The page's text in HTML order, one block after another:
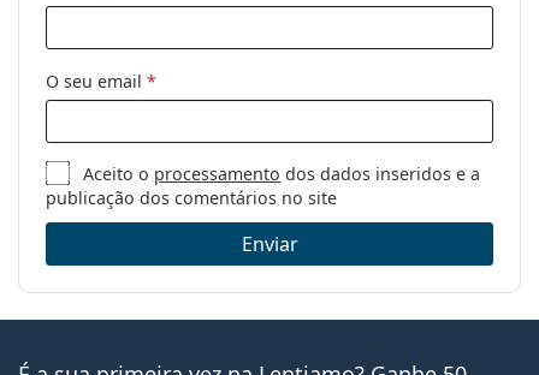
O seu email *
Aceito o processamento dos dados inseridos e a
publicação dos comentários no site
Enviar